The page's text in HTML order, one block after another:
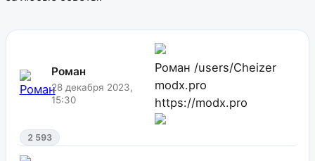
Роман
28 декабря 2023,
15:30
Роман /users/Cheizer
modx.pro
https://modx.pro
2 593